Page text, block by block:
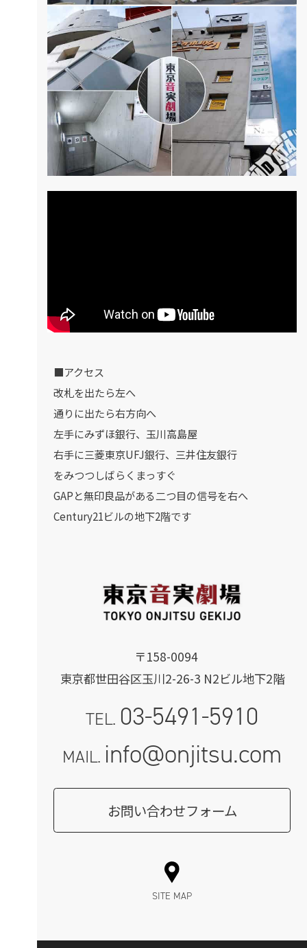
〒158-0094
東京都世田谷区玉川2-26-3 N2ビル地下2階
TEL. 03-5491-5910
MAIL. info@onjitsu.com
お問い合わせフォーム
■アクセス
改札を出たら左へ
通りに出たら右方向へ
左手にみずほ銀行、玉川高島屋
右手に三菱東京UFJ銀行、三井住友銀行
をみつつしばらくまっすぐ
GAPと無印良品がある二つ目の信号を右へ
Century21ビルの地下2階です
SITE MAP